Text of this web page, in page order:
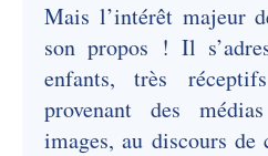
Mais l’intérêt majeur
son propos ! Il
enfants, très
provenant des
images, au discours